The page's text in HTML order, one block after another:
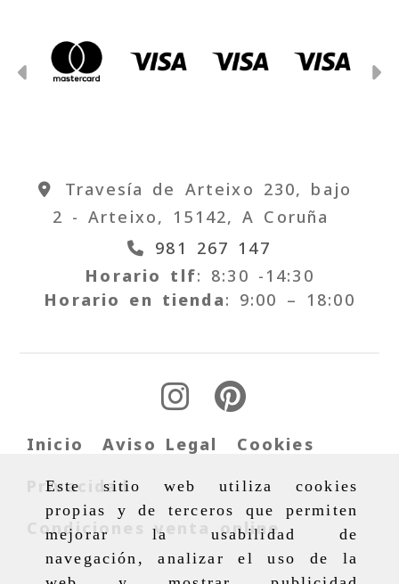
Este sitio web utiliza cookies
propias y de terceros que permiten
mejorar la usabilidad de
navegación, analizar el uso de la
Anterior
Travesía de Arteixo 230, bajo
2 - Arteixo, 15142,A Coruña
981 267 147
Horario tlf: 8:30 -14:30
Horario en tienda: 9:00 – 18:00
Inicio Aviso Legal
Cookies
Privacidad
Condiciones venta online